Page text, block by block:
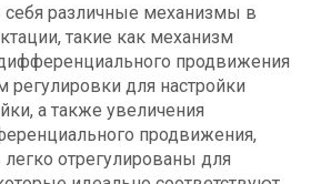
различные механизмы в
такие как механизм
продвижения
для настройки
а также увеличения
продвижения,
отрегулированы для